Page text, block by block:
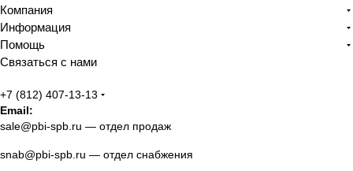
Компания
Информация
Помощь
Связаться с нами
+7 (812) 407-13-13
Email:
sale@pbi-spb.ru — отдел продаж
snab@pbi-spb.ru — отдел снабжения